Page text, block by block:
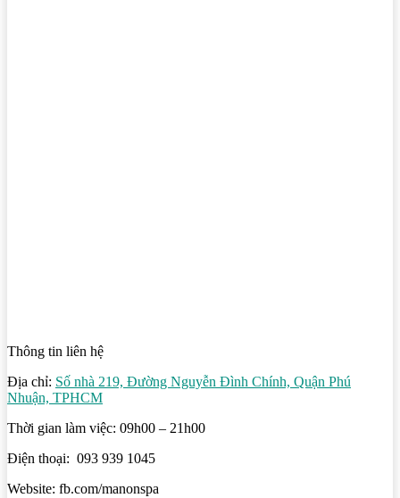
Thông tin liên hệ
Địa chỉ: Số nhà 219, Đường Nguyễn Đình Chính, Quận Phú
Nhuận, TPHCM
Thời gian làm việc: 09h00 – 21h00
Điện thoại: 093 939 1045
Website: fb.com/manonspa